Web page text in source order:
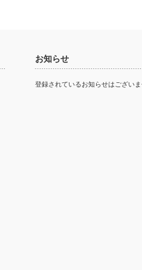
お知らせ
登録されているお知らせはございま